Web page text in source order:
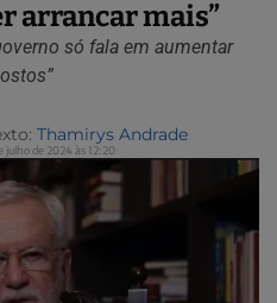
arrancar mais”
só fala em aumentar
Thamirys Andrade
julho de 2024 às 12:20